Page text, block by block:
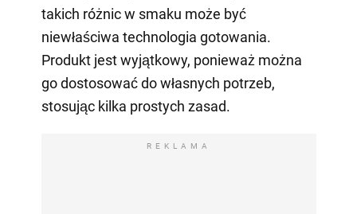
takich różnic w smaku może być
niewłaściwa technologia gotowania.
Produkt jest wyjątkowy, ponieważ można
go dostosować do własnych potrzeb,
stosując kilka prostych zasad.
REKLAMA